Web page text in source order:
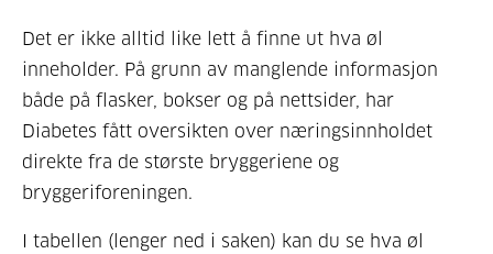
Det er ikke alltid like lett å finne ut hva øl
inneholder. På grunn av manglende informasjon
både på flasker, bokser og på nettsider, har
Diabetes fått oversikten over næringsinnholdet
direkte fra de største bryggeriene og
bryggeriforeningen.
I tabellen (lenger ned i saken) kan du se hva øl